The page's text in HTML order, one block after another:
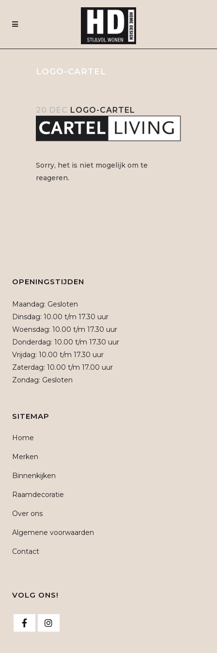
LOGO-CARTEL
20 DEC LOGO-CARTEL
Sorry, het is niet mogelijk om te
reageren.
OPENINGSTIJDEN
Maandag: Gesloten
Dinsdag: 10.00 t/m 17.30 uur
Woensdag: 10.00 t/m 17.30 uur
Donderdag: 10.00 t/m 17.30 uur
Vrijdag: 10.00 t/m 17.30 uur
Zaterdag: 10.00 t/m 17.00 uur
Zondag: Gesloten
SITEMAP
Home
Merken
Binnenkijken
Raamdecoratie
Over ons
Algemene voorwaarden
Contact
VOLG ONS!